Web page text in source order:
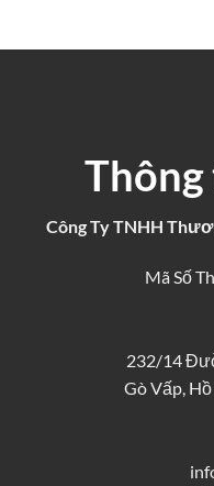
Công Ty TNHH
Mã Số
232/14
Gò Vấp,